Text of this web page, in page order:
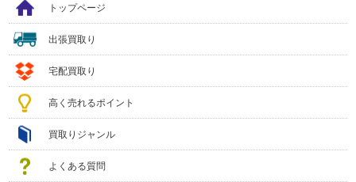
トップページ
出張買取り
宅配買取り
高く売れるポイント
買取りジャンル
よくある質問